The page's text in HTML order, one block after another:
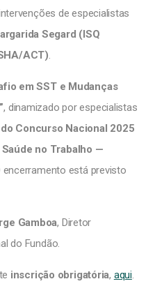
de especialistas
Segard (ISQ
ACT).
em SST e Mudanças
, dinamizado por especialistas
Concurso Nacional 2025
Saúde no Trabalho —
encerramento está previsto
Gamboa, Diretor
do Fundão.
inscrição obrigatória, aqui.